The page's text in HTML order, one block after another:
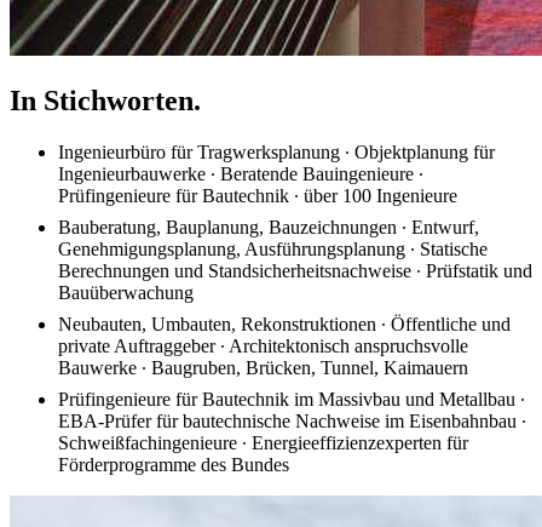
In Stichworten.
Ingenieurbüro für Tragwerksplanung ∙ Objektplanung für
Ingenieurbauwerke ∙ Beratende Bauingenieure ∙
Prüfingenieure für Bautechnik ∙ über 100 Ingenieure
Bauberatung, Bauplanung, Bauzeichnungen ∙ Entwurf,
Genehmigungsplanung, Ausführungsplanung ∙ Statische
Berechnungen und Standsicherheitsnachweise ∙ Prüfstatik und
Bauüberwachung
Neubauten, Umbauten, Rekonstruktionen ∙ Öffentliche und
private Auftraggeber ∙ Architektonisch anspruchsvolle
Bauwerke ∙ Baugruben, Brücken, Tunnel, Kaimauern
Prüfingenieure für Bautechnik im Massivbau und Metallbau ∙
EBA-Prüfer für bautechnische Nachweise im Eisenbahnbau ∙
Schweißfachingenieure ∙ Energieeffizienzexperten für
Förderprogramme des Bundes